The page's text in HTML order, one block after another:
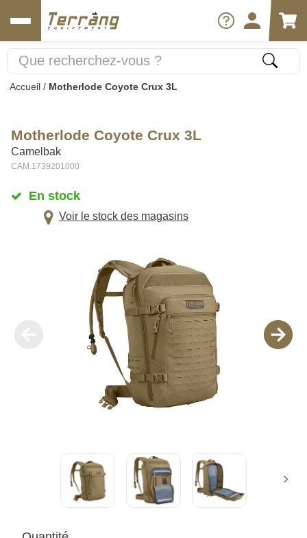
Accueil / Motherlode Coyote Crux 3L
Motherlode Coyote Crux 3L
Camelbak
CAM.1739201000
En stock
Voir le stock des magasins